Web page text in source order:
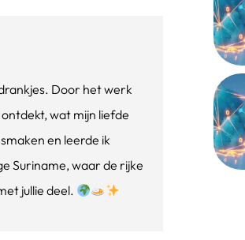
Door het werk
wat mijn liefde
en leerde ik
Suriname, waar de rijke
jullie deel.